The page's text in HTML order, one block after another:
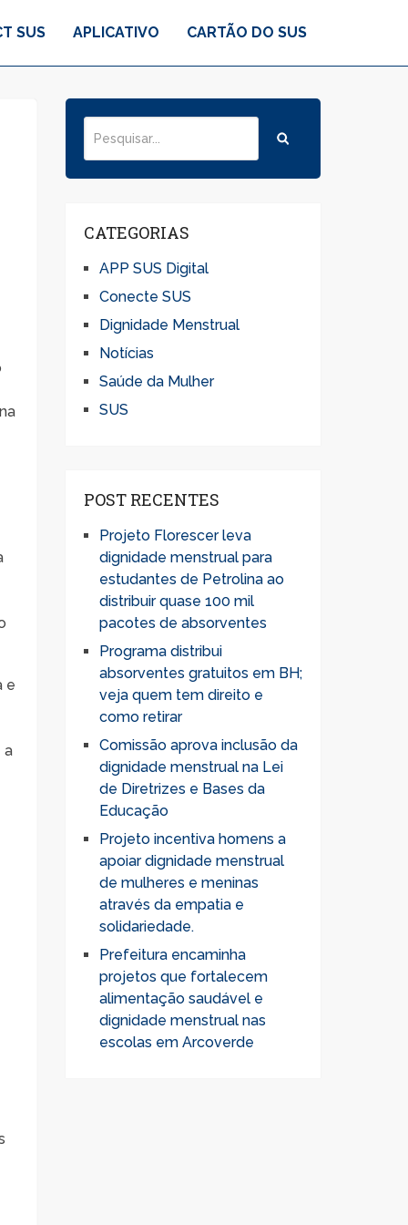
SUS APLICATIVO CARTÃO DO SUS
e
a
CATEGORIAS
APP SUS Digital
Conecte SUS
Dignidade Menstrual
Notícias
Saúde da Mulher
SUS
POST RECENTES
Projeto Florescer leva
dignidade menstrual para
estudantes de Petrolina ao
distribuir quase 100 mil
pacotes de absorventes
Programa distribui
absorventes gratuitos em BH;
veja quem tem direito e
como retirar
Comissão aprova inclusão da
dignidade menstrual na Lei
de Diretrizes e Bases da
Educação
Projeto incentiva homens a
apoiar dignidade menstrual
de mulheres e meninas
através da empatia e
solidariedade.
Prefeitura encaminha
projetos que fortalecem
alimentação saudável e
dignidade menstrual nas
escolas em Arcoverde